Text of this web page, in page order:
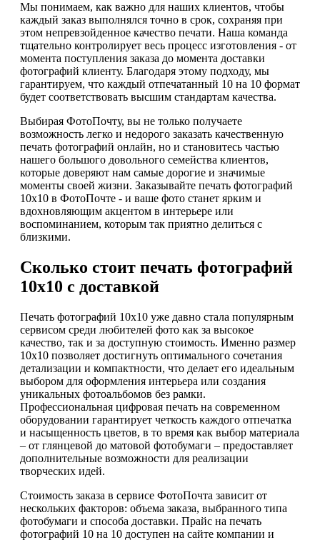
Мы понимаем, как важно для наших клиентов, чтобы
каждый заказ выполнялся точно в срок, сохраняя при
этом непревзойденное качество печати. Наша команда
тщательно контролирует весь процесс изготовления - от
момента поступления заказа до момента доставки
фотографий клиенту. Благодаря этому подходу, мы
гарантируем, что каждый отпечатанный 10 на 10 формат
будет соответствовать высшим стандартам качества.
Выбирая ФотоПочту, вы не только получаете
возможность легко и недорого заказать качественную
печать фотографий онлайн, но и становитесь частью
нашего большого довольного семейства клиентов,
которые доверяют нам самые дорогие и значимые
моменты своей жизни. Заказывайте печать фотографий
10х10 в ФотоПочте - и ваше фото станет ярким и
вдохновляющим акцентом в интерьере или
воспоминанием, которым так приятно делиться с
близкими.
Сколько стоит печать фотографий
10х10 с доставкой
Печать фотографий 10х10 уже давно стала популярным
сервисом среди любителей фото как за высокое
качество, так и за доступную стоимость. Именно размер
10х10 позволяет достигнуть оптимального сочетания
детализации и компактности, что делает его идеальным
выбором для оформления интерьера или создания
уникальных фотоальбомов без рамки.
Профессиональная цифровая печать на современном
оборудовании гарантирует четкость каждого отпечатка
и насыщенность цветов, в то время как выбор материала
– от глянцевой до матовой фотобумаги – предоставляет
дополнительные возможности для реализации
творческих идей.
Стоимость заказа в сервисе ФотоПочта зависит от
нескольких факторов: объема заказа, выбранного типа
фотобумаги и способа доставки. Прайс на печать
фотографий 10 на 10 доступен на сайте компании и